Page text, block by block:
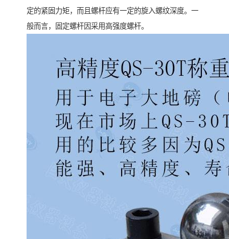
定的紧固力矩，而且螺杆应有一定的旋入螺纹深度。一
般而言，固定螺杆因采用高强度螺杆。